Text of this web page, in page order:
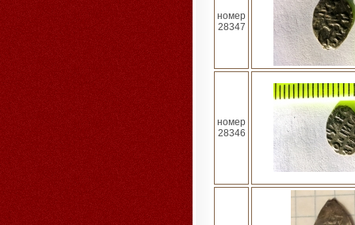
номер
28347
номер
28346